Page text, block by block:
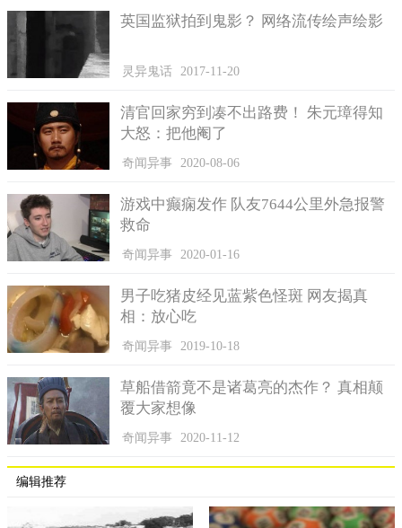
到非拆不可的地步了。
示了赞同。伴随着许多人的惋惜，NSF数学和物理科学部助理主任
Sean Jones称还是以安全为主，NSF现在希望能够挽救望远镜塔楼
下的建筑。
年之久，他是波多黎各大学阿雷西博大学行星宜居性实验室主，
式名称叫阿雷西博天文台(Arecibo Observatory)的射电望远镜要光
英国监狱拍到鬼影？ 网络流传绘声绘影
灵异鬼话 2017-11-20
清官回家穷到凑不出路费！ 朱元璋得知
大怒：把他阉了
奇闻异事 2020-08-06
游戏中癫痫发作 队友7644公里外急报警
救命
奇闻异事 2020-01-16
男子吃猪皮经见蓝紫色怪斑 网友揭真
相：放心吃
奇闻异事 2019-10-18
草船借箭竟不是诸葛亮的杰作？ 真相颠
覆大家想像
奇闻异事 2020-11-12
编辑推荐